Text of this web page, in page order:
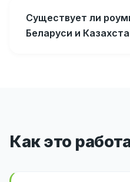
Существует ли
Беларуси и
Как это